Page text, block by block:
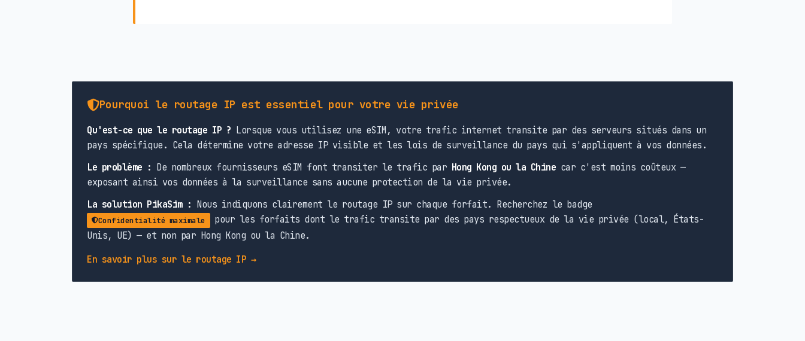
Pourquoi le routage IP est essentiel pour votre vie privée
Qu'est-ce que le routage IP ? Lorsque vous utilisez une eSIM, votre trafic internet transite par des serveurs situés dans un
pays spécifique. Cela détermine votre adresse IP visible et les lois de surveillance du pays qui s'appliquent à vos données.
Le problème : De nombreux fournisseurs eSIM font transiter le trafic par Hong Kong ou la Chine car c'est moins coûteux —
exposant ainsi vos données à la surveillance sans aucune protection de la vie privée.
La solution PikaSim : Nous indiquons clairement le routage IP sur chaque forfait. Recherchez le badge
Confidentialité maximale
pour les forfaits dont le trafic transite par des pays respectueux de la vie privée (local, États-
Unis, UE) — et non par Hong Kong ou la Chine.
En savoir plus sur le routage IP →